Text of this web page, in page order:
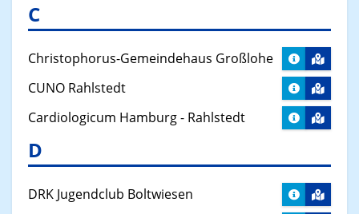
C
Christophorus-Gemeindehaus Großlohe
CUNO Rahlstedt
Cardiologicum Hamburg - Rahlstedt
D
DRK Jugendclub Boltwiesen